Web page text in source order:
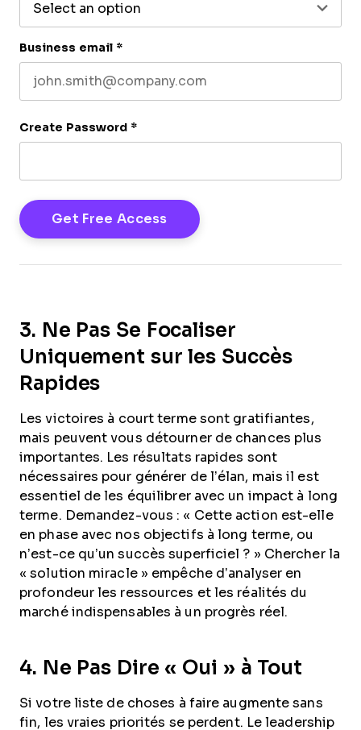
Business email *
Create Password *
3. Ne Pas Se Focaliser
Uniquement sur les Succès
Rapides
Les victoires à court terme sont gratifiantes,
mais peuvent vous détourner de chances plus
importantes. Les résultats rapides sont
nécessaires pour générer de l’élan, mais il est
essentiel de les équilibrer avec un impact à long
terme. Demandez-vous : « Cette action est-elle
en phase avec nos objectifs à long terme, ou
n’est-ce qu’un succès superficiel ? » Chercher la
« solution miracle » empêche d’analyser en
profondeur les ressources et les réalités du
marché indispensables à un progrès réel.
4. Ne Pas Dire « Oui » à Tout
Si votre liste de choses à faire augmente sans
fin, les vraies priorités se perdent. Le leadership